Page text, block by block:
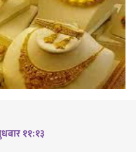
११:१३